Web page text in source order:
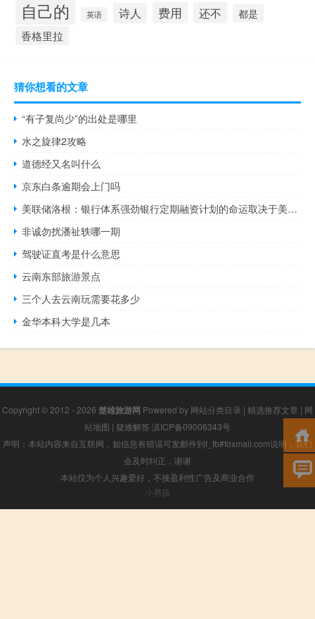
自己的 英语 诗人 费用 还不 都是
香格里拉
猜你想看的文章
“有子复尚少”的出处是哪里
水之旋律2攻略
道德经又名叫什么
京东白条逾期会上门吗
美联储洛根：银行体系强劲银行定期融资计划的命运取决于美联储
非诚勿扰潘祉轶哪一期
驾驶证直考是什么意思
云南东部旅游景点
三个人去云南玩需要花多少
金华本科大学是几本
Copyright © 2012 - 2026 楚雄旅游网 Powered by 网站分类目录 | 精选推荐文章 | 网
站地图 | 疑难解答 滇ICP备09006343号
声明：本站内容来自互联网，如信息有错误可发邮件到f_fb#foxmail.com说明，我们
会及时纠正，谢谢
本站仅为个人兴趣爱好，不接盈利性广告及商业合作
小男孩